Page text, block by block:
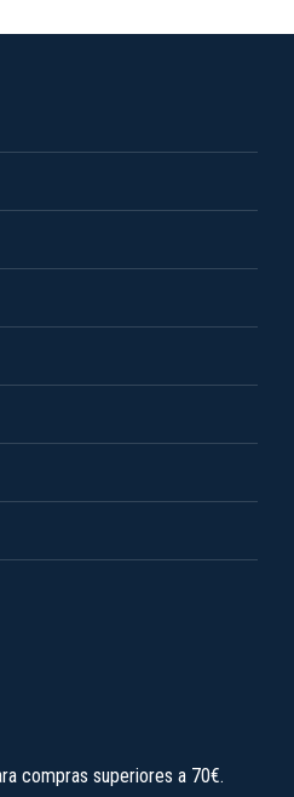
la
de
compras superiores a 70€.